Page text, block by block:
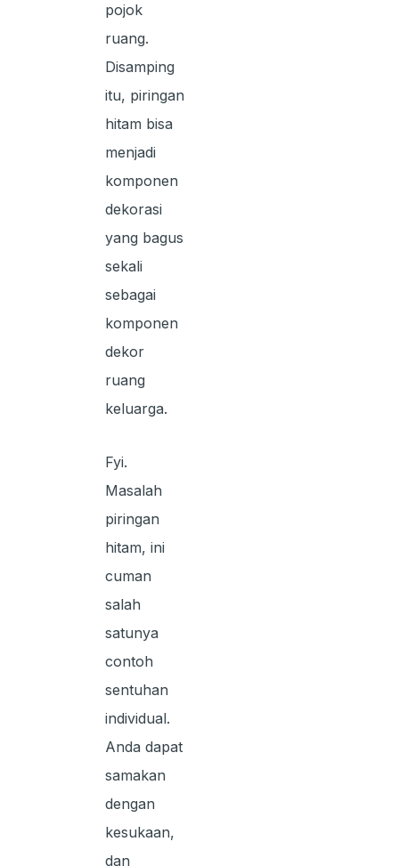
pojok
ruang.
Disamping
itu, piringan
hitam bisa
menjadi
komponen
dekorasi
yang bagus
sekali
sebagai
komponen
dekor
ruang
keluarga.
Fyi.
Masalah
piringan
hitam, ini
cuman
salah
satunya
contoh
sentuhan
individual.
Anda dapat
samakan
dengan
kesukaan,
dan